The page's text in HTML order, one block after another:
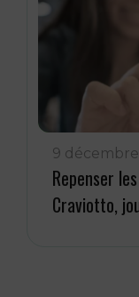
9
Repenser
Craviotto,